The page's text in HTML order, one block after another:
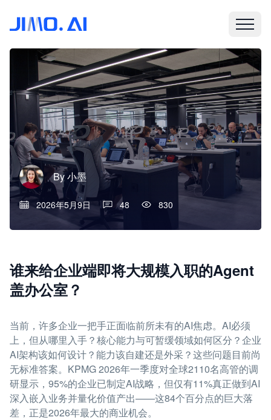
By小墨
2026年5月9日 48 830
谁来给企业端即将大规模入职的Agent
盖办公室？
当前，许多企业一把手正面临前所未有的AI焦虑。AI必须
上，但从哪里入手？核心能力与可暂缓领域如何区分？企业
AI架构该如何设计？能力该自建还是外采？这些问题目前尚
无标准答案。KPMG 2026年一季度对全球2110名高管的调
研显示，95%的企业已制定AI战略，但仅有11%真正做到AI
深入嵌入业务并量化价值产出——这84个百分点的巨大落
差，正是2026年最大的商业机会。